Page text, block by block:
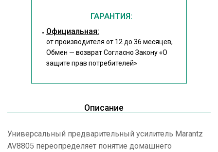
ГАРАНТИЯ:
Официальная:
от производителя от 12 до 36 месяцев,
Обмен — возврат Согласно Закону«О
защите прав потребителей»
Описание
Универсальный предварительный усилитель Marantz
AV8805 переопределяет понятие домашнего